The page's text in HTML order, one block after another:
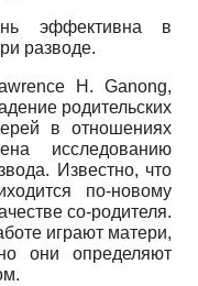
эффективна в
разводе.
H. Ganong,
родительских
в отношениях
исследованию
Известно, что
по-новому
со-родителя.
играют матери,
они определяют